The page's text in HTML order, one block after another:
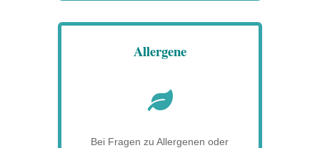
Allergene

Bei Fragen zu Allergenen oder